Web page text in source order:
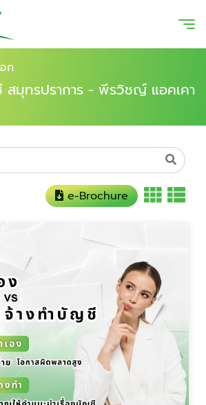
ก
มุทรปราการ - พีรวิชญ์ แอคเคา
e-Brochure